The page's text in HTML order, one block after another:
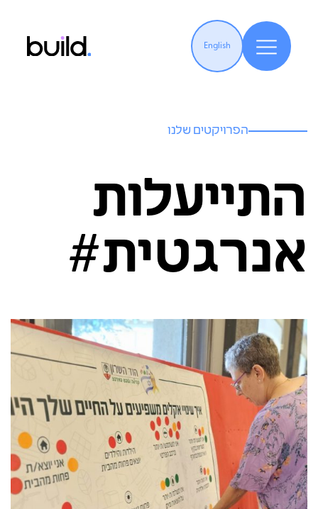
English
הפרויקטים שלנו
התייעלות
אנרגטית#